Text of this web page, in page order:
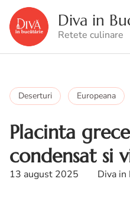
Diva in
Retete culinare
Deserturi Europeana
Placinta
condensat si
13 august 2025 Diva in